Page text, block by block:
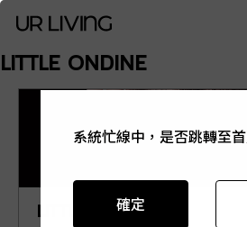
LITTLE ONDINE
LITTLE ONDINE
系統忙線中，是否跳轉至
確定
系統忙線中，是否跳轉至
確定
系統忙線中，是否跳轉至
確定
系統忙線中，是否跳轉至
確定
系統忙線中，是否跳轉至
確定